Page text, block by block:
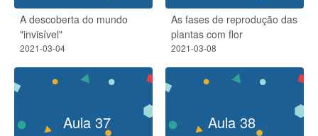
A descoberta do mundo
"invisível"
2021-03-04
As fases de reprodução das
plantas com flor
2021-03-08
Aula 37 Aula 38